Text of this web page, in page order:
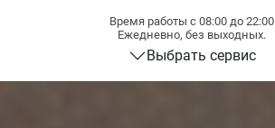
Время работы с 08:00 до 22:00
Ежедневно, без выходных.
Выбрать сервис